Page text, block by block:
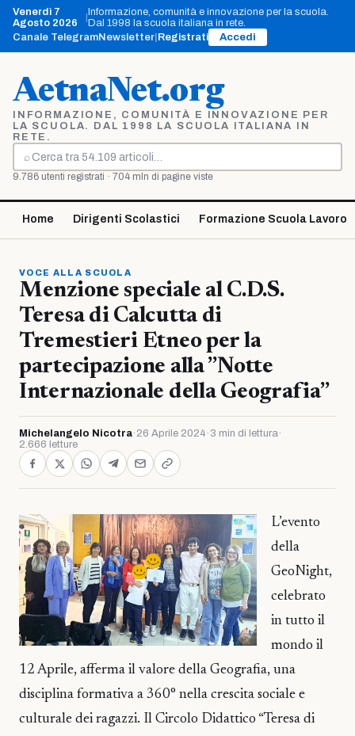
Vai
contenuto
Venerdì 7
Agosto 2026
Informazione, comunità e innovazione per la scuola.
Dal 1998 la scuola italiana in rete.
Canale TelegramNewsletter Registrati Accedi
AetnaNet.org
INFORMAZIONE, COMUNITÀ E INNOVAZIONE PER
LA SCUOLA. DAL 1998 LA SCUOLA ITALIANA IN
RETE.
⌕
Cerca
9.786 utenti registrati · 704 mln di pagine viste
Home Dirigenti Scolastici Formazione Scuola Lavoro
VOCE ALLA SCUOLA
Menzione speciale al C.D.S.
Teresa di Calcutta di
Tremestieri Etneo per la
partecipazione alla ”Notte
Internazionale della Geografia”
Michelangelo Nicotra· 26 Aprile 2024 · 3 min di lettura·
2.666 letture
L’evento
della
GeoNight,
celebrato
in tutto il
mondo il
12 Aprile, afferma il valore della Geografia, una
disciplina formativa a 360° nella crescita sociale e
culturale dei ragazzi. Il Circolo Didattico “Teresa di